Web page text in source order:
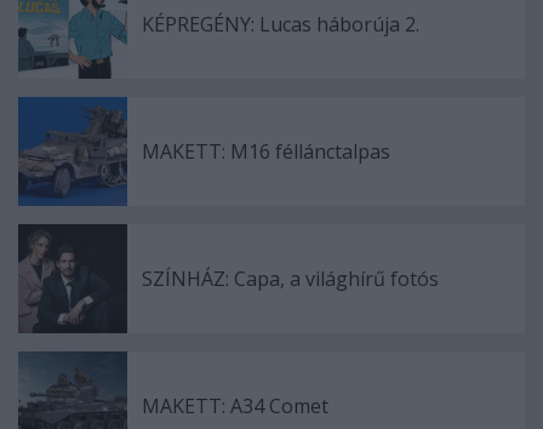
KÉPREGÉNY: Lucas háborúja 2.
MAKETT: M16 féllánctalpas
SZÍNHÁZ: Capa, a világhírű fotós
MAKETT: A34 Comet